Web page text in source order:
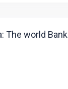
The world Bank